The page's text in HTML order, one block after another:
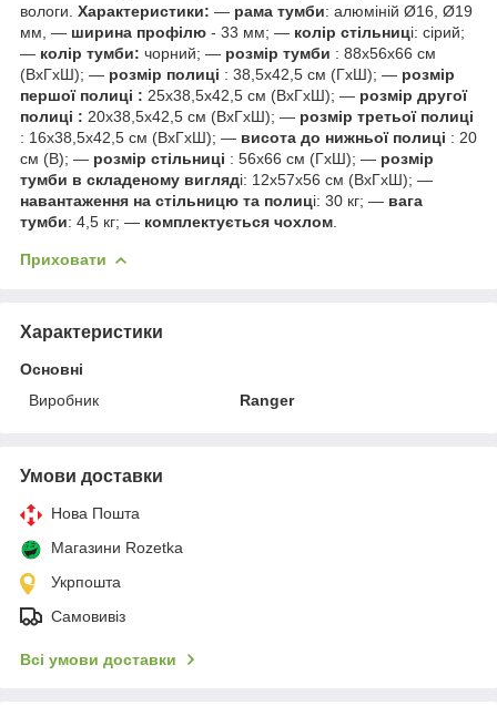
вологи. Характеристики: — рама тумби: алюміній Ø16, Ø19
мм, — ширина профілю - 33 мм; — колір стільниці: сірий;
— колір тумби: чорний; — розмір тумби : 88х56х66 см
(ВхГхШ); — розмір полиці : 38,5х42,5 см (ГхШ); — розмір
першої полиці : 25х38,5х42,5 см (ВхГхШ); — розмір другої
полиці : 20х38,5х42,5 см (ВхГхШ); — розмір третьої полиці
: 16х38,5х42,5 см (ВхГхШ); — висота до нижньої полиці : 20
см (В); — розмір стільниці : 56х66 см (ГхШ); — розмір
тумби в складеному вигляді: 12х57х56 см (ВхГхШ); —
навантаження на стільницю та полиці: 30 кг; — вага
тумби: 4,5 кг; — комплектується чохлом
Приховати
Характеристики
Основні
Виробник
Ranger
Умови доставки
Нова Пошта
Магазини Rozetka
Укрпошта
Самовивіз
Всі умови доставки